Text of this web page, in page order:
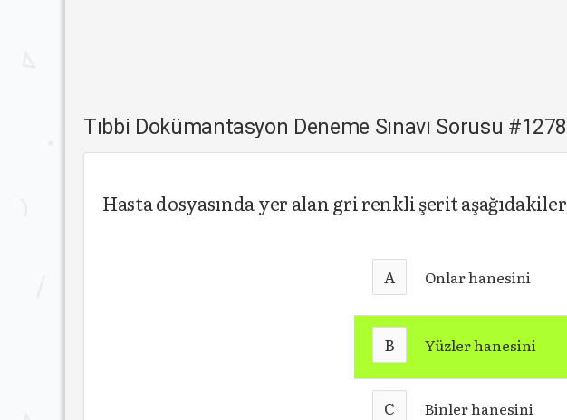
Tıbbi Dokümantasyon Deneme Sınavı Sorusu
Hasta dosyasında yer alan gri renkli şerit
A Onlar hanesini
B Yüzler hanesini
C Binler hanesini